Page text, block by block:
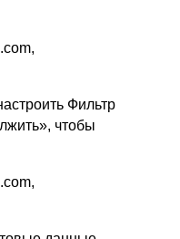
Фильтр
чтобы